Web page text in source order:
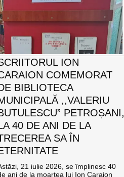
ION
COMEMORAT
BIBLIOTECA
,,VALERIU
PETROȘANI,
40 DE ANI DE LA
SA ÎN
21 iulie 2026, se împlinesc 40
ani de la moartea lui Ion Caraion